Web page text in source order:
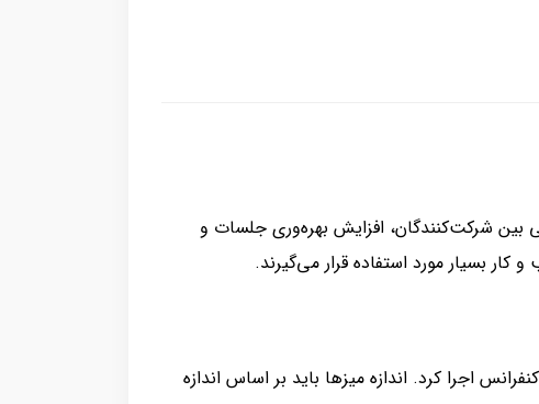
شرکت‌کنندگان، افزایش بهره‌وری جلسات و
بسیار مورد استفاده قرار می‌گیرند.
اجرا کرد. اندازه میزها باید بر اساس اندازه